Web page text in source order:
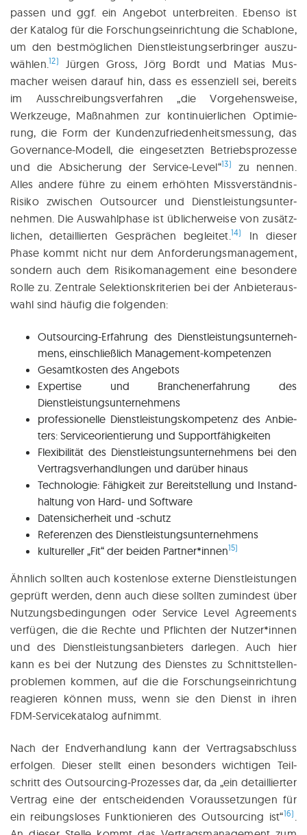
pas­sen und ggf. ein Ange­bot unter­brei­ten. Eben­so ist
der Kata­log für die For­schungs­ein­rich­tung die Scha­blo­ne,
um den best­mög­li­chen Dienst­leis­tungs­er­brin­ger aus­zu­
wäh­len.12)
Jür­gen Gross, Jörg Bordt und Mati­as Mus­
macher wei­sen dar­auf hin, dass es essen­zi­ell sei, bereits
im Aus­schrei­bungs­ver­fah­ren „die Vor­ge­hens­wei­se,
Werk­zeu­ge, Maß­nah­men zur kon­ti­nu­ier­li­chen Opti­mie­
rung, die Form der Kundenzufriedenheits­messung, das
Gover­nan­ce-Modell, die ein­ge­setz­ten Betriebs­pro­zes­se
und die Absi­che­rung der Ser­vice-Level“13)
zu nen­nen.
Alles ande­re füh­re zu einem erhöh­ten Miss­ver­ständ­nis-
Risi­ko zwi­schen Out­sour­cer und Dienst­leis­tungs­un­ter­
neh­men. Die Aus­wahl­pha­se ist übli­cher­wei­se von zusätz­
li­chen, detail­lier­ten Ge­sprächen beglei­tet.14)
In die­ser
Pha­se kommt nicht nur dem Anfor­de­rungs­ma­nage­ment,
son­dern auch dem Risi­ko­ma­nage­ment eine beson­de­re
Rol­le zu. Zen­tra­le Selek­ti­ons­kri­te­ri­en bei der Anbie­ter­aus­
wahl sind häu­fig die folgenden:
Out­sour­cing-Erfah­rung des Dienst­leis­tungs­un­ter­neh­
mens, ein­schließ­lich Management-kompetenzen
Gesamt­kos­ten des Angebots
Exper­ti­se und Bran­chen­er­fah­rung des
Dienstleistungsunternehmens
pro­fes­sio­nel­le Dienst­leis­tungs­kom­pe­tenz des Anbie­
ters: Ser­vice­ori­en­tie­rung und Supportfähigkeiten
Fle­xi­bi­li­tät des Dienst­leis­tungs­un­ter­neh­mens bei den
Ver­trags­ver­hand­lun­gen und dar­über hinaus
Tech­no­lo­gie: Fähig­keit zur Bereit­stel­lung und Instand­
hal­tung von Hard- und Software
Daten­si­cher­heit und ‑schutz
Refe­ren­zen des Dienstleistungsunternehmens
kul­tu­rel­ler „Fit“ der bei­den Partner*innen15)
Ähn­lich soll­ten auch kos­ten­lo­se exter­ne Dienst­leis­tun­gen
geprüft wer­den, denn auch die­se soll­ten zumin­dest über
Nut­zungs­be­din­gun­gen oder Ser­vice Level Agree­ments
ver­fü­gen, die die Rech­te und Pflich­ten der Nutzer*innen
und des Dienst­leis­tungs­an­bie­ters dar­le­gen. Auch hier
kann es bei der Nut­zung des Diens­tes zu Schnitt­stel­len­
pro­ble­men kom­men, auf die die For­schungs­ein­rich­tung
reagie­ren kön­nen muss, wenn sie den Dienst in ihren
FDM-Ser­vice­ka­ta­log aufnimmt.
Nach der End­ver­hand­lung kann der Ver­trags­ab­schluss
erfol­gen. Die­ser stellt einen beson­ders wich­ti­gen Teil­
schritt des Out­sour­cing-Pro­zes­ses dar, da „ein detail­lier­ter
Ver­trag eine der ent­schei­den­den Voraus­setzungen für
ein rei­bungs­lo­ses Funk­tio­nie­ren des Out­sour­cing ist“16) .